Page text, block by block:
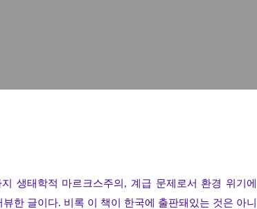
생태학적 마르크스주의 , 계급 문제로서 환경 위기에
뷰한 글이다. 비록 이 책이 한국에 출판돼있는 것은 아니